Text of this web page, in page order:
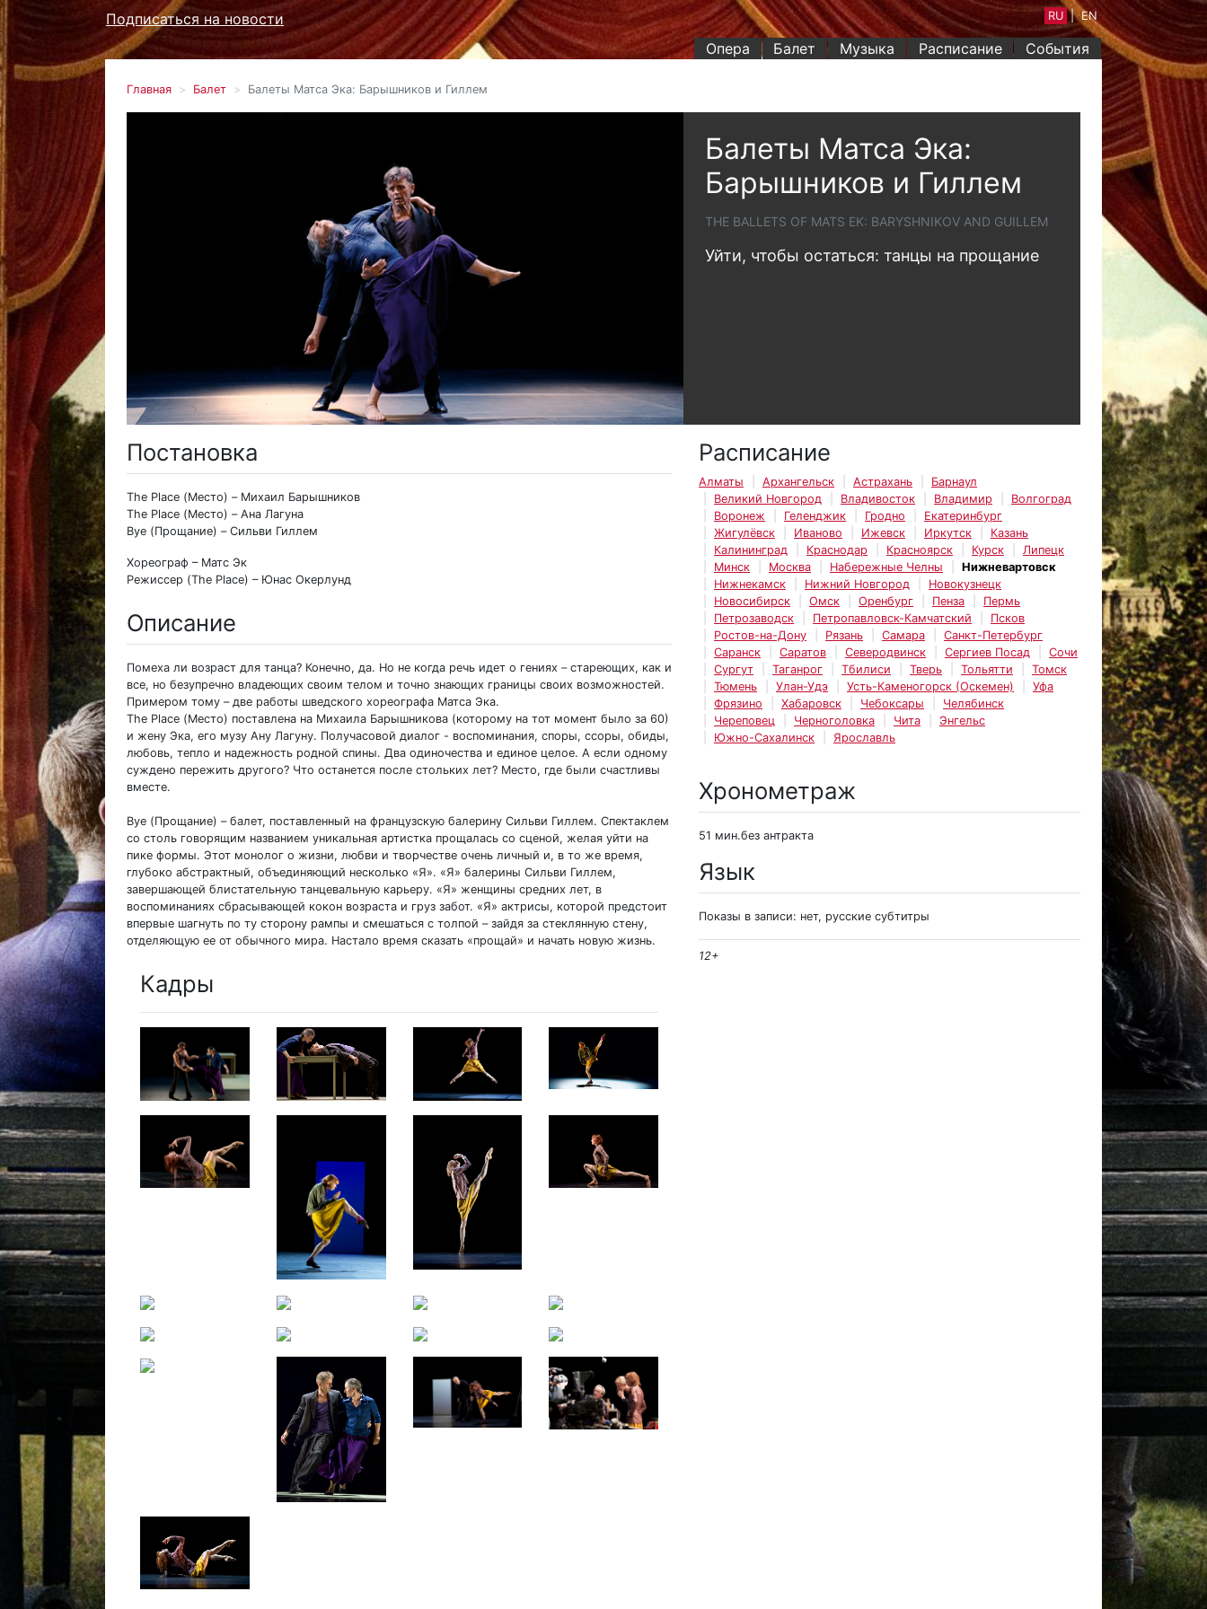
Опера Балет Музыка Расписание События
Подписаться на новости RU | EN
Главная Балет Балеты Матса Эка: Барышников и Гиллем
Балеты Матса Эка:
Барышников и Гиллем
THE BALLETS OF MATS EK: BARYSHNIKOV AND GUILLEM
Уйти, чтобы остаться: танцы на прощание
Постановка
The Place (Место) – Михаил Барышников
The Place (Место) – Ана Лагуна
Bye (Прощание) – Сильви Гиллем
Хореограф – Матс Эк
Режиссер (The Place) – Юнас Окерлунд
Описание
Помеха ли возраст для танца? Конечно, да. Но не когда речь идет о гениях – стареющих, как и
все, но безупречно владеющих своим телом и точно знающих границы своих возможностей.
Примером тому – две работы шведского хореографа Матса Эка.
The Place (Место) поставлена на Михаила Барышникова (которому на тот момент было за 60)
и жену Эка, его музу Ану Лагуну. Получасовой диалог - воспоминания, споры, ссоры, обиды,
любовь, тепло и надежность родной спины. Два одиночества и единое целое. А если одному
суждено пережить другого? Что останется после стольких лет? Место, где были счастливы
вместе.
Bye (Прощание) – балет, поставленный на французскую балерину Сильви Гиллем. Спектаклем
со столь говорящим названием уникальная артистка прощалась со сценой, желая уйти на
пике формы. Этот монолог о жизни, любви и творчестве очень личный и, в то же время,
глубоко абстрактный, объединяющий несколько «Я». «Я» балерины Сильви Гиллем,
завершающей блистательную танцевальную карьеру. «Я» женщины средних лет, в
воспоминаниях сбрасывающей кокон возраста и груз забот. «Я» актрисы, которой предстоит
впервые шагнуть по ту сторону рампы и смешаться с толпой – зайдя за стеклянную стену,
отделяющую ее от обычного мира. Настало время сказать «прощай» и начать новую жизнь.
Кадры
Расписание
Алматы Архангельск Астрахань
Барнаул
Великий Новгород
Владивосток Владимир
Волгоград
Воронеж
Геленджик Гродно
Екатеринбург
Жигулёвск
Иваново Ижевск Иркутск
Казань
Калининград
Краснодар Красноярск Курск
Липецк
Минск
Москва Набережные Челны
Нижневартовск
Нижнекамск
Нижний Новгород
Новокузнецк
Новосибирск
Омск Оренбург Пенза
Пермь
Петрозаводск
Петропавловск-Камчатский
Псков
Ростов-на-Дону
Рязань Самара
Санкт-Петербург
Саранск
Саратов Северодвинск Сергиев Посад
Сочи
Сургут
Таганрог Тбилиси Тверь Тольятти
Томск
Тюмень
Улан-Удэ Усть-Каменогорск (Оскемен)
Уфа
Фрязино
Хабаровск Чебоксары
Челябинск
Череповец
Черноголовка Чита
Энгельс
Южно-Сахалинск
Ярославль
Хронометраж
51 мин.без антракта
Язык
Показы в записи: нет, русские субтитры
12+